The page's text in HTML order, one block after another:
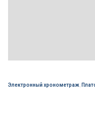
Электронный хронометраж